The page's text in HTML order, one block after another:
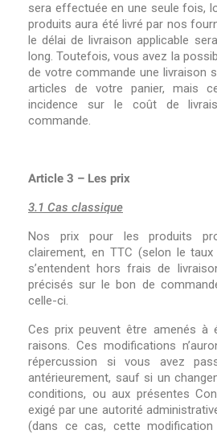
sera effectuée en une seule fois,
produits aura été livré par nos
le délai de livraison applicable
long. Toutefois, vous avez la
de votre commande une livraison
articles de votre panier, mais
incidence sur le coût de
commande.
Article 3 – Les prix
3.1 Cas classique
Nos prix pour les produits
clairement, en TTC (selon le
s’entendent hors frais de
précisés sur le bon de
celle-ci.
Ces prix peuvent être amenés à
raisons. Ces modifications
répercussion si vous avez
antérieurement, sauf si un
conditions, ou aux présentes
exigé par une autorité
(dans ce cas, cette modification